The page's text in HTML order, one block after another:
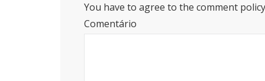
You have to agree to the comment
Comentário